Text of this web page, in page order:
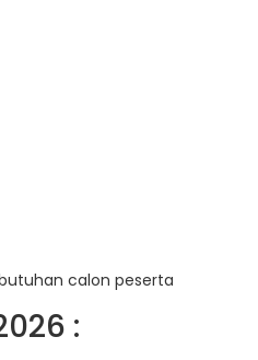
calon peserta
: